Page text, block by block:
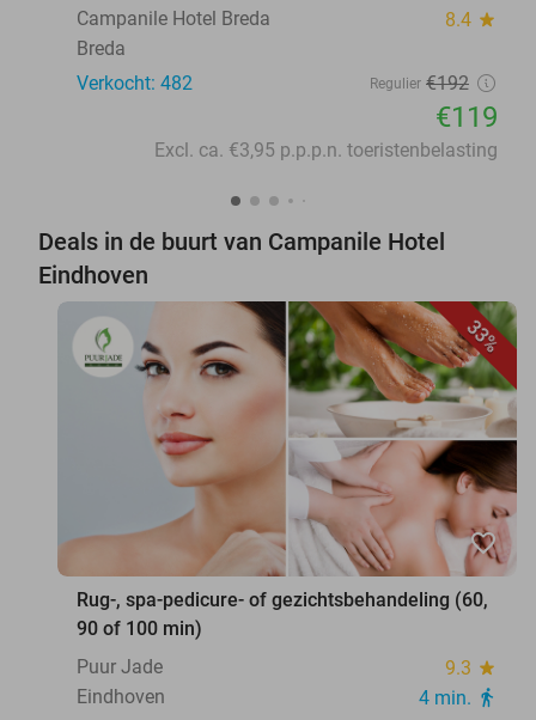
Campanile Hotel Breda
8.4 star
Breda
Verkocht: 482
Regulier €192
€119
Excl. ca. €3,95 p.p.p.n. toeristenbelasting
Deals in de buurt van Campanile Hotel
Eindhoven
33%
favorite_border
Rug-, spa-pedicure- of gezichtsbehandeling (60,
90 of 100 min)
Puur Jade
9.3 star
Eindhoven 4 min. directions_walk